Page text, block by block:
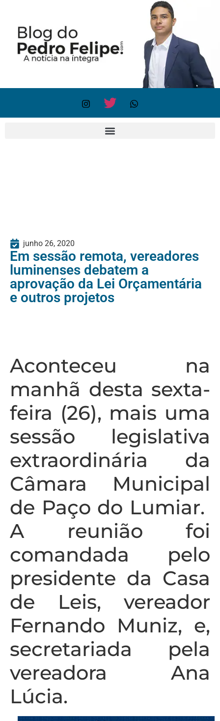
junho 26, 2020
Em sessão remota, vereadores
luminenses debatem a
aprovação da Lei Orçamentária
e outros projetos
Aconteceu na
manhã desta sexta-
feira (26), mais uma
sessão legislativa
extraordinária da
Câmara Municipal
de Paço do Lumiar.
A reunião foi
comandada pelo
presidente da Casa
de Leis, vereador
Fernando Muniz, e,
secretariada pela
vereadora Ana
Lúcia.